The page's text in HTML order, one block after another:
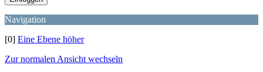
Navigation
[0] Eine Ebene höher
Zur normalen Ansicht wechseln